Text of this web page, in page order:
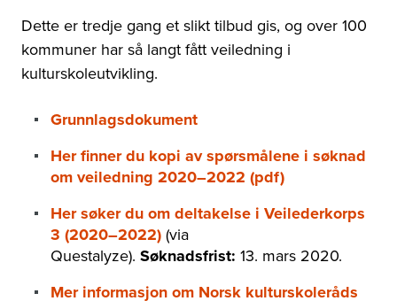
Dette er tredje gang et slikt tilbud gis, og over 100
kommuner har så langt fått veiledning i
kulturskoleutvikling.
Grunnlagsdokument
Her finner du kopi av spørsmålene i søknad
om veiledning 2020–2022 (pdf)
Her søker du om deltakelse i Veilederkorps
3 (2020–2022) (via
Questalyze). Søknadsfrist: 13. mars 2020.
Mer informasjon om Norsk kulturskoleråds